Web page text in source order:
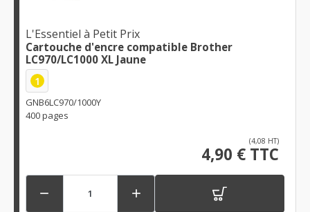
L'Essentiel à Petit Prix
Cartouche d'encre compatible Brother
LC970/LC1000 XL Jaune
1
GNB6LC970/1000Y
400 pages
(4,08 HT)
4,90 € TTC
 